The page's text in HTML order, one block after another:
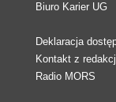
Biuro Karier UG
Deklaracja
Kontakt z
Radio MORS